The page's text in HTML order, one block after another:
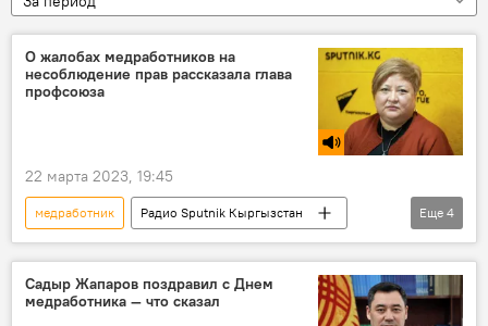
О жалобах медработников на
несоблюдение прав рассказала глава
профсоюза
22 марта 2023, 19:45
медработник
Радио Sputnik Кыргызстан
Тема дня
профсоюз
защита прав
Кыргызстан
Еще 4
Садыр Жапаров поздравил с Днем
медработника — что сказал